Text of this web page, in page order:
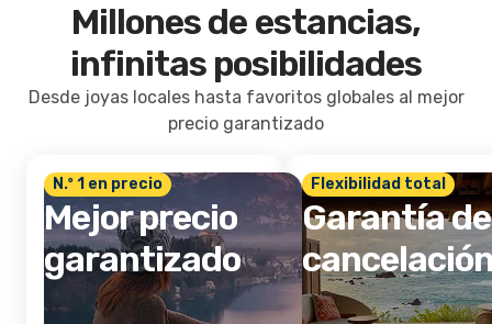
Millones de estancias,
infinitas posibilidades
Desde joyas locales hasta favoritos globales al mejor
precio garantizado
N.º 1 en precio
Mejor precio
garantizado
Flexibilidad total
Garantía de